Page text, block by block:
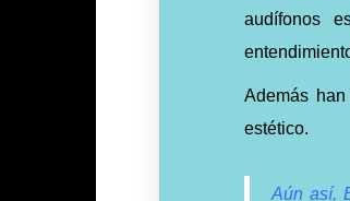
audífonos
Además
estético.
Aún así,